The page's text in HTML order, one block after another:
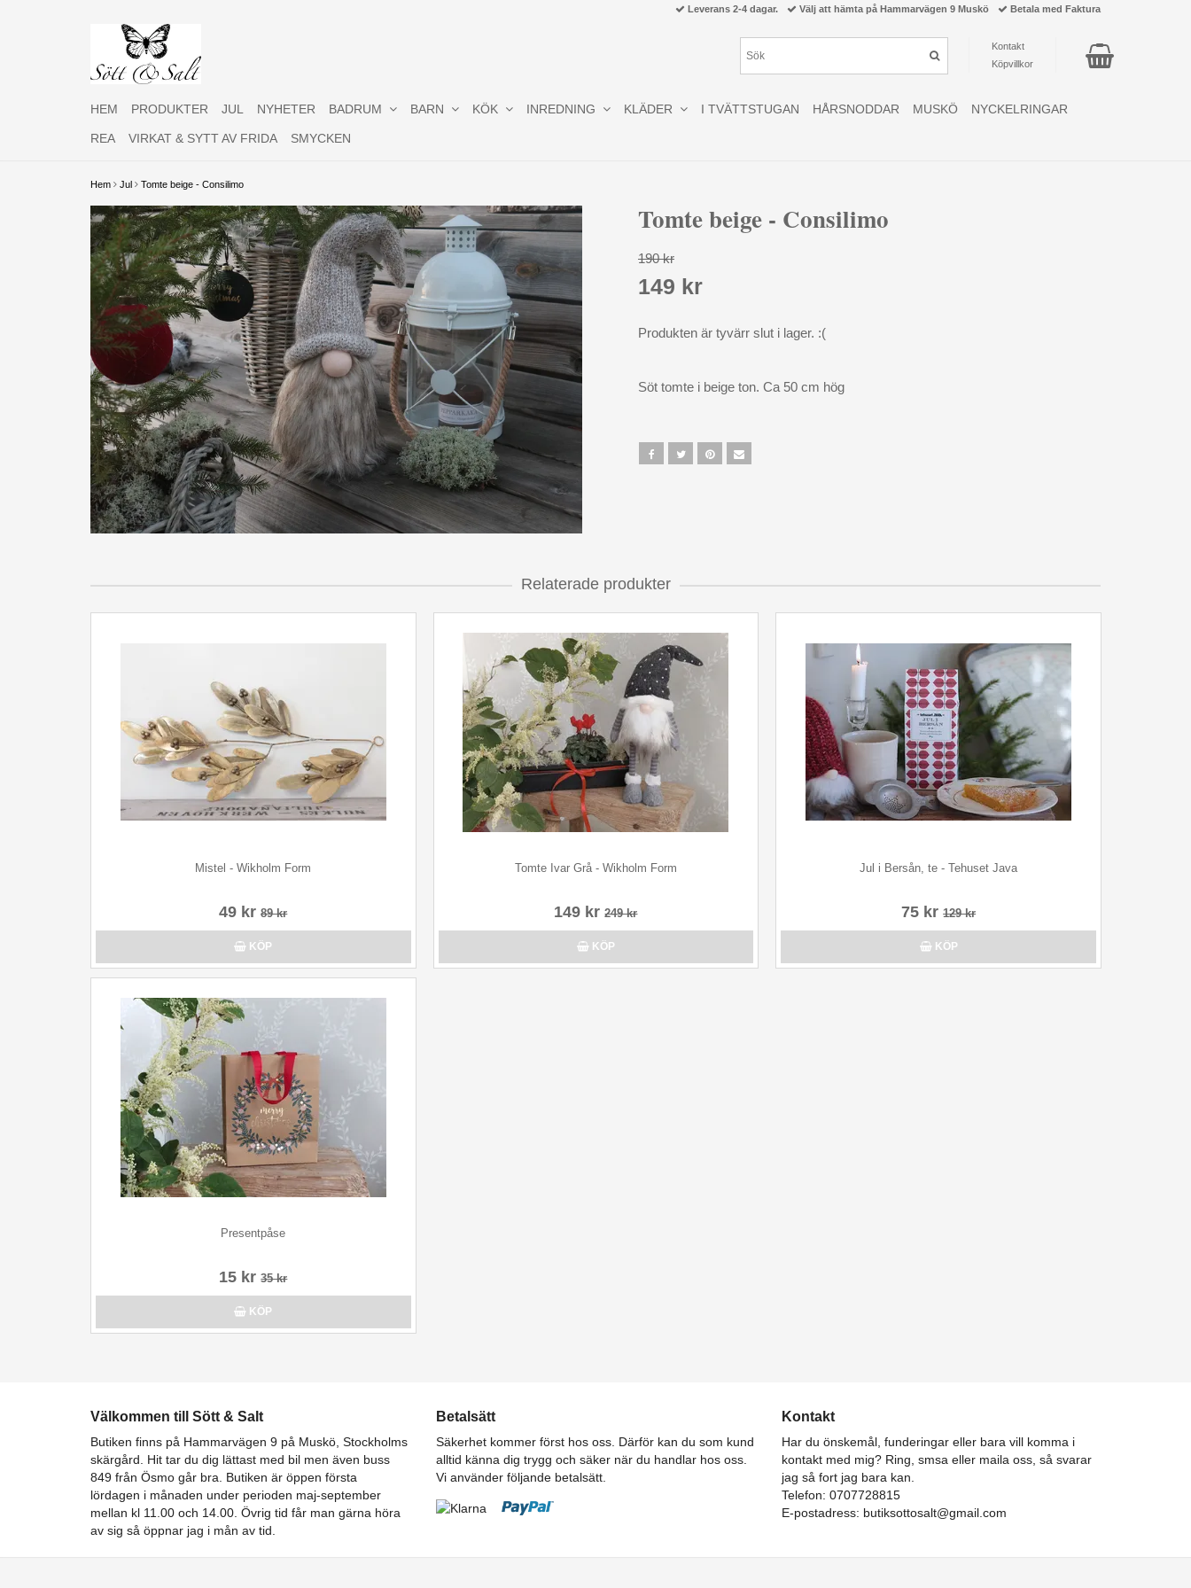
Hem Jul Tomte beige - Consilimo
Tomte beige - Consilimo
190 kr
149 kr
Produkten är tyvärr slut i lager. :(
Söt tomte i beige ton. Ca 50 cm hög
Relaterade produkter
Mistel - Wikholm Form
49 kr89 kr
KÖP
Tomte Ivar Grå - Wikholm Form
149 kr249 kr
KÖP
Jul i Bersån, te - Tehuset Java
75 kr129 kr
KÖP
Presentpåse
15 kr35 kr
KÖP
Välkommen till Sött & Salt
Butiken finns på Hammarvägen 9 på Muskö, Stockholms
skärgård. Hit tar du dig lättast med bil men även buss
849 från Ösmo går bra. Butiken är öppen första
lördagen i månaden under perioden maj-september
mellan kl 11.00 och 14.00. Övrig tid får man gärna höra
av sig så öppnar jag i mån av tid.
Betalsätt
Säkerhet kommer först hos oss. Därför kan du som kund
alltid känna dig trygg och säker när du handlar hos oss.
Vi använder följande betalsätt.
Kontakt
Har du önskemål, funderingar eller bara vill komma i
kontakt med mig? Ring, smsa eller maila oss, så svarar
jag så fort jag bara kan.
Telefon: 0707728815
E-postadress: butiksottosalt@gmail.com
Leverans 2-4 dagar. Välj att hämta på Hammarvägen 9 Muskö Betala med Faktura
Kontakt
Köpvillkor
HEM PRODUKTER JUL NYHETER BADRUM BARN KÖK INREDNING KLÄDER I TVÄTTSTUGAN HÅRSNODDAR MUSKÖ NYCKELRINGAR
REA VIRKAT & SYTT AV FRIDA SMYCKEN